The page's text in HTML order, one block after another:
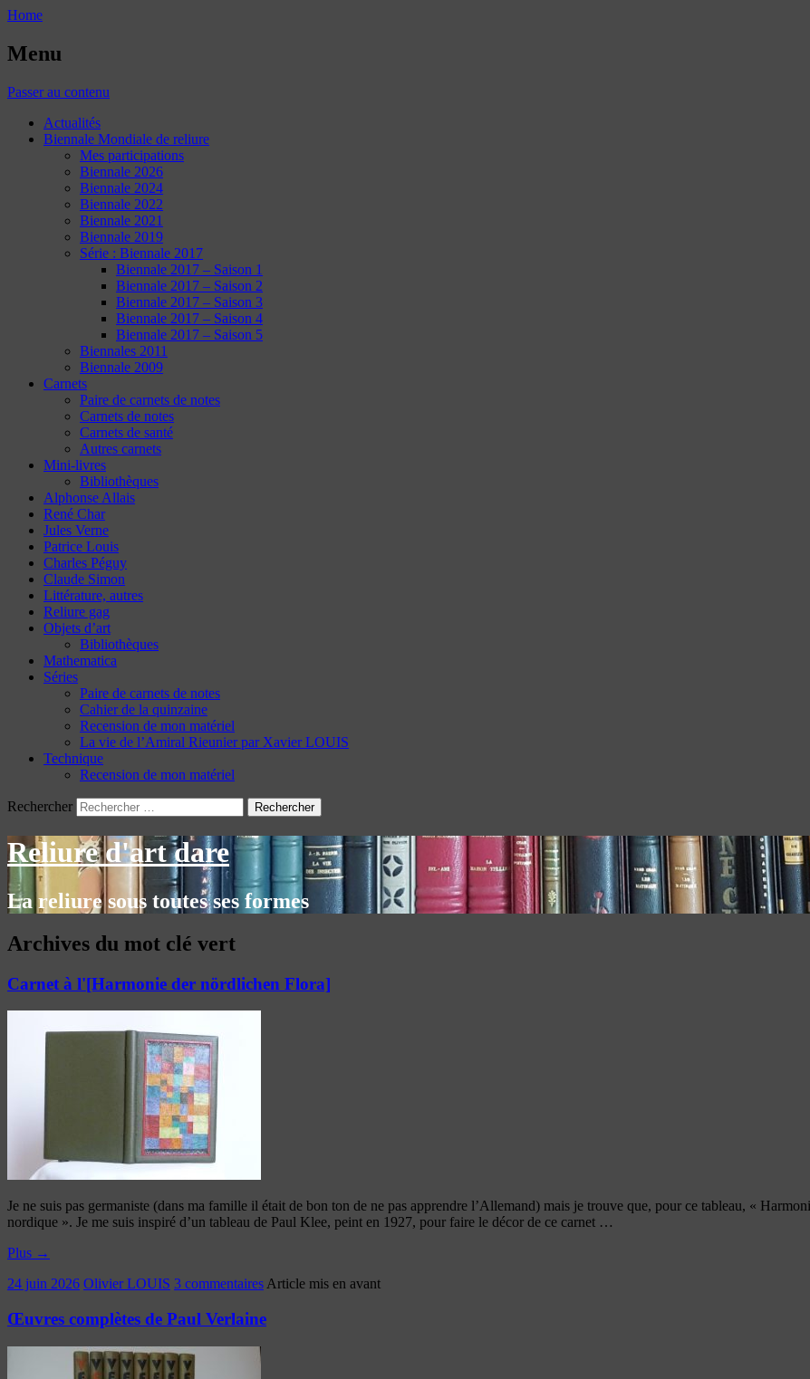
Home
Menu
Passer au contenu
Actualités
Biennale Mondiale de reliure
Mes participations
Biennale 2026
Biennale 2024
Biennale 2022
Biennale 2021
Biennale 2019
Série : Biennale 2017
Biennale 2017 – Saison 1
Biennale 2017 – Saison 2
Biennale 2017 – Saison 3
Biennale 2017 – Saison 4
Biennale 2017 – Saison 5
Biennales 2011
Biennale 2009
Carnets
Paire de carnets de notes
Carnets de notes
Carnets de santé
Autres carnets
Mini-livres
Bibliothèques
Alphonse Allais
René Char
Jules Verne
Patrice Louis
Charles Péguy
Claude Simon
Littérature, autres
Reliure gag
Objets d’art
Bibliothèques
Mathematica
Séries
Paire de carnets de notes
Cahier de la quinzaine
Recension de mon matériel
La vie de l’Amiral Rieunier par Xavier LOUIS
Technique
Recension de mon matériel
Rechercher
Reliure d'art dare
La reliure sous toutes ses formes
Archives du mot clé vert
Carnet à l'[Harmonie der nördlichen Flora]
Je ne suis pas germaniste (dans ma famille il était de bon ton de ne pas apprendre l’Allemand) mais je trouve que, pour ce tableau, «
nordique ». Je me suis inspiré d’un tableau de Paul Klee, peint en 1927, pour faire le décor de ce carnet …
Plus →
24 juin 2026 Olivier LOUIS 3 commentaires Article mis en avant
Œuvres complètes de Paul Verlaine